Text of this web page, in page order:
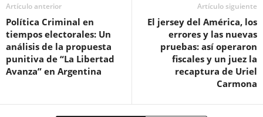
Artículo anterior
Política Criminal en
tiempos electorales: Un
análisis de la propuesta
punitiva de “La Libertad
Avanza” en Argentina
Artículo siguiente
El jersey del América, los
errores y las nuevas
pruebas: así operaron
fiscales y un juez la
recaptura de Uriel
Carmona